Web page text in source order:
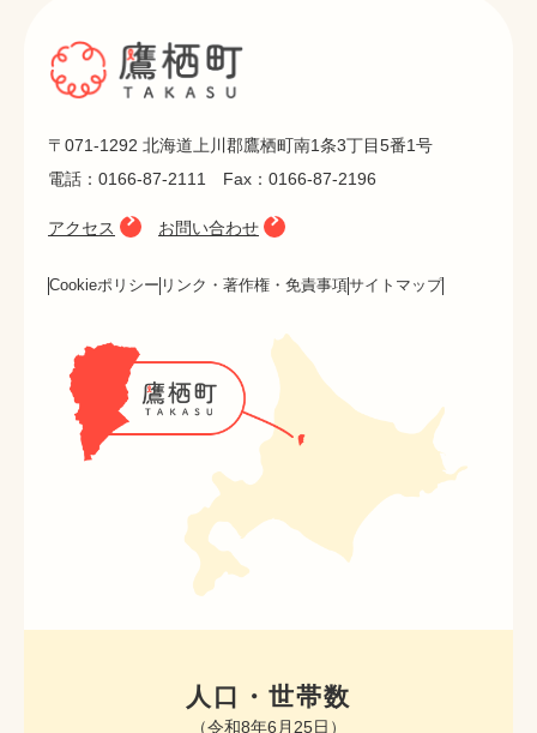
〒071-1292 北海道上川郡鷹栖町南1条3丁目5番1号
電話：0166-87-2111 Fax：0166-87-2196
アクセス お問い合わせ
Cookieポリシー リンク・著作権・免責事項サイトマップ
人口・世帯数
（令和8年6月25日）